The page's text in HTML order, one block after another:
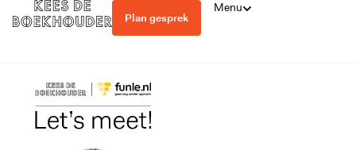
Plan gesprek
Menu